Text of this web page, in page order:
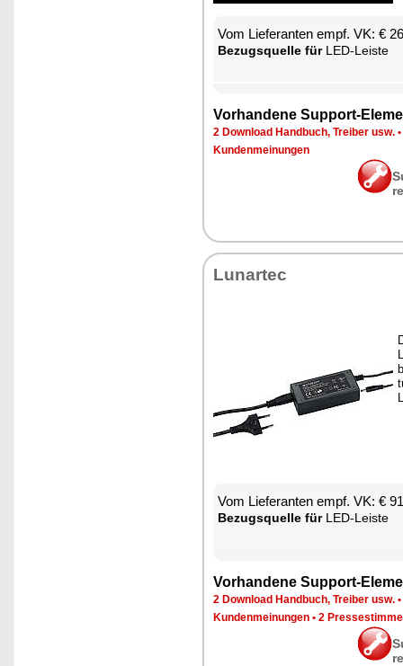
Vom Lie­fe­ran­ten empf. VK: €
Be­zugs­quel­le fürLED-Leis­te
Vor­han­de­ne Sup­port-
2 Down­load Hand­buch, Trei­ber usw. •
Kun­den­mei­nun­gen
Lun­ar­tec
Vom Lie­fe­ran­ten empf. VK: €
Be­zugs­quel­le fürLED-Leis­te
Vor­han­de­ne Sup­port-
2 Down­load Hand­buch, Trei­ber usw. •
Kun­den­mei­nun­gen • 2